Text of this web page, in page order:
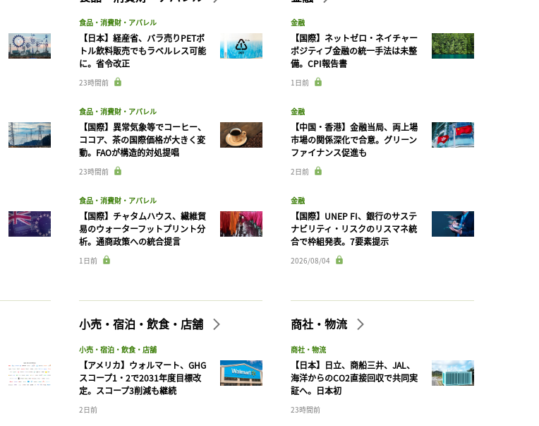
食品・消費財・アパレル
【日本】経産省、バラ売りPETボ
トル飲料販売でもラベルレス可能
に。省令改正
23時間前
食品・消費財・アパレル
【国際】異常気象等でコーヒー、
ココア、茶の国際価格が大きく変
動。FAOが構造的対処提唱
23時間前
食品・消費財・アパレル
【国際】チャタムハウス、繊維貿
易のウォーターフットプリント分
析。通商政策への統合提言
1日前
金融
【国際】ネットゼロ・ネイチャー
ポジティブ金融の統一手法は未整
備。CPI報告書
1日前
金融
【中国・香港】金融当局、両上場
市場の関係深化で合意。グリーン
ファイナンス促進も
2日前
金融
【国際】UNEP FI、銀行のサステ
ナビリティ・リスクのリスマネ統
合で枠組発表。7要素提示
2026/08/04
小売・宿泊・飲食・店舗
小売・宿泊・飲食・店舗
【アメリカ】ウォルマート、GHG
スコープ1・2で2031年度目標改
定。スコープ3削減も継続
2日前
商社・物流
商社・物流
【日本】日立、商船三井、JAL、
海洋からのCO2直接回収で共同実
証へ。日本初
23時間前